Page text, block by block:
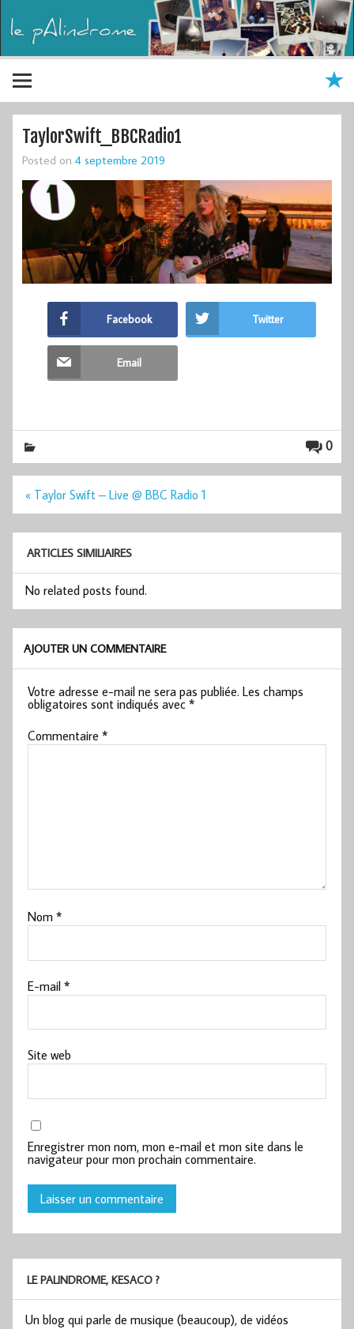
TaylorSwift_BBCRadio1
Posted on 4 septembre 2019
Facebook Twitter
Email
0
Navigation
l’article
« Taylor Swift – Live @ BBC Radio 1
ARTICLES SIMILIAIRES
No related posts found.
AJOUTER UN COMMENTAIRE
Votre adresse e-mail ne sera pas publiée. Les champs
obligatoires sont indiqués avec*
Commentaire*
Nom*
E-mail*
Site web
Enregistrer mon nom, mon e-mail et mon site dans le
navigateur pour mon prochain commentaire.
LE PALINDROME, KESACO ?
Un blog qui parle de musique (beaucoup), de vidéos